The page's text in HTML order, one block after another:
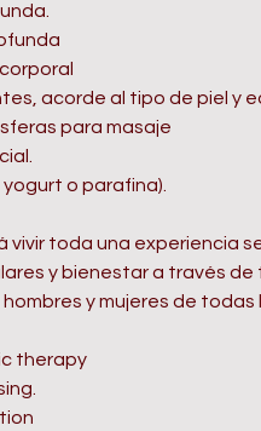
acorde al tipo de piel y
para masaje
o parafina).
toda una experiencia
y bienestar a través de
y mujeres de todas
therapy